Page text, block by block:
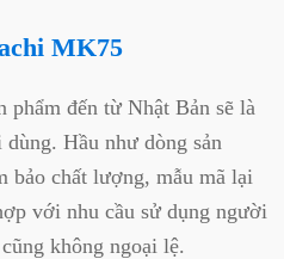
MK75
phẩm đến từ Nhật Bản sẽ là
Hầu như dòng sản
bảo chất lượng, mẫu mã lại
với nhu cầu sử dụng người
không ngoại lệ.